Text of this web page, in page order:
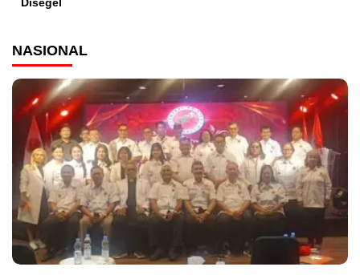
NASIONAL